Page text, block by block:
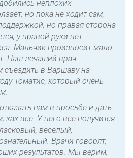
неплохих
но пока не ходит сам,
но правая сторона
у правой руки нет
Мальчик произносит мало
Наш лечащий врач
в Варшаву на
Томатис, который очень
нам в просьбе и дать
все. У него все получится.
веселый,
Врачи говорят,
результатов. Мы верим,